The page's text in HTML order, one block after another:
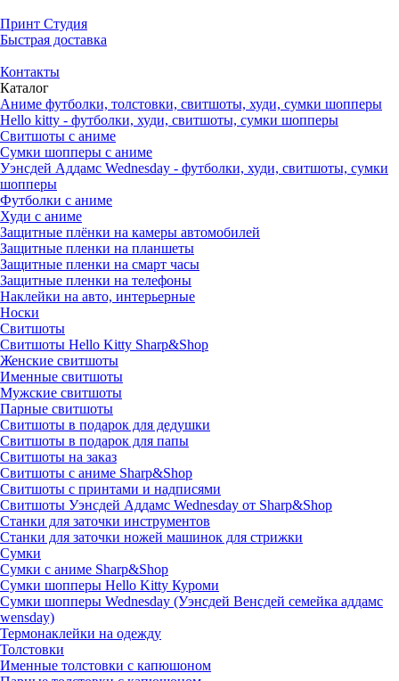
Принт Студия
Быстрая доставка
Контакты
Каталог
Аниме футболки, толстовки, свитшоты, худи, сумки шопперы
Hello kitty - футболки, худи, свитшоты, сумки шопперы
Свитшоты с аниме
Сумки шопперы с аниме
Уэнсдей Аддамс Wednesday - футболки, худи, свитшоты, сумки
шопперы
Футболки с аниме
Худи с аниме
Защитные плёнки на камеры автомобилей
Защитные пленки на планшеты
Защитные пленки на смарт часы
Защитные пленки на телефоны
Наклейки на авто, интерьерные
Носки
Свитшоты
Cвитшоты Hello Kitty Sharp&Shop
Женские свитшоты
Именные свитшоты
Мужские свитшоты
Парные свитшоты
Свитшоты в подарок для дедушки
Свитшоты в подарок для папы
Свитшоты на заказ
Свитшоты с аниме Sharp&Shop
Свитшоты с принтами и надписями
Свитшоты Уэнсдей Аддамс Wednesday от Sharp&Shop
Станки для заточки инструментов
Станки для заточки ножей машинок для стрижки
Сумки
Сумки с аниме Sharp&Shop
Сумки шопперы Hello Kitty Куроми
Сумки шопперы Wednesday (Уэнсдей Венсдей семейка аддамс
wensday)
Термонаклейки на одежду
Толстовки
Именные толстовки с капюшоном